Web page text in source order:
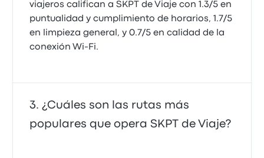
viajeros califican a SKPT de Viaje con 1.3/5 en
puntualidad y cumplimiento de horarios, 1.7/5
en limpieza general, y 0.7/5 en calidad de la
conexión Wi-Fi.
¿Cuáles son las rutas más
populares que opera SKPT de Viaje?